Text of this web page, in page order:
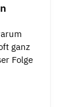
ganz
Folge